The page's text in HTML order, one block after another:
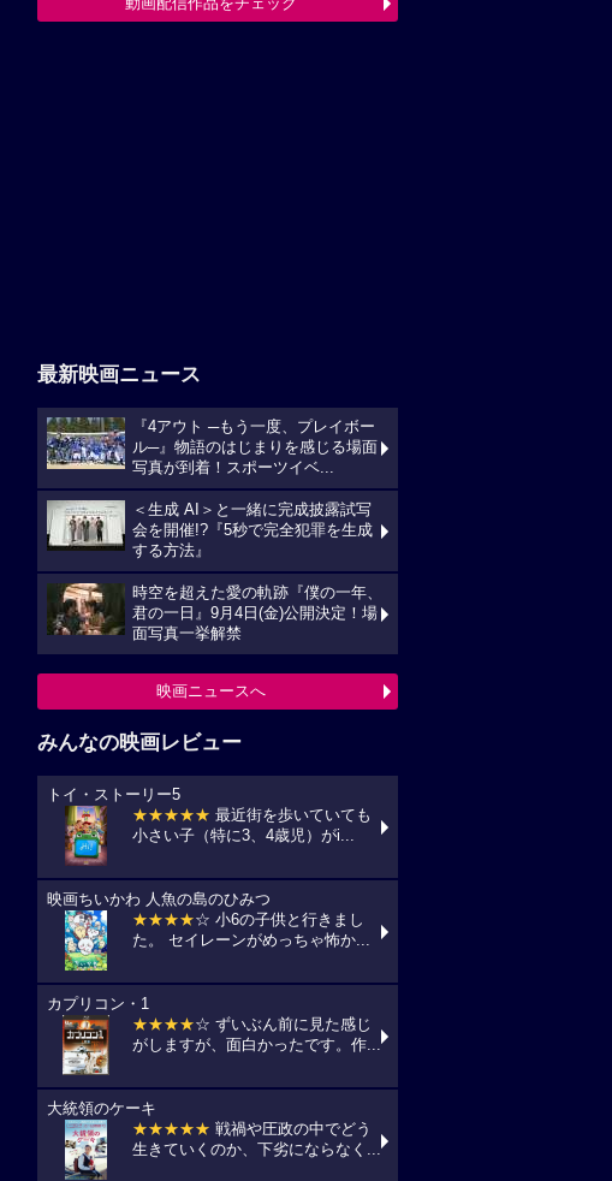
最新映画ニュース
『4アウト ─もう一度、プレイボー
ル─』物語のはじまりを感じる場面
写真が到着！スポーツイベ...
＜生成 AI＞と一緒に完成披露試写
会を開催!?『5秒で完全犯罪を生成
する方法』
時空を超えた愛の軌跡『僕の一年、
君の一日』9月4日(金)公開決定！場
面写真一挙解禁
映画ニュースへ
みんなの映画レビュー
トイ・ストーリー5
★★★★★ 最近街を歩いていても
小さい子（特に3、4歳児）がi...
映画ちいかわ 人魚の島のひみつ
★★★★☆ 小6の子供と行きまし
た。 セイレーンがめっちゃ怖か...
カプリコン・1
★★★★☆ ずいぶん前に見た感じ
がしますが、面白かったです。作...
大統領のケーキ
★★★★★ 戦禍や圧政の中でどう
生きていくのか、下劣にならなく...